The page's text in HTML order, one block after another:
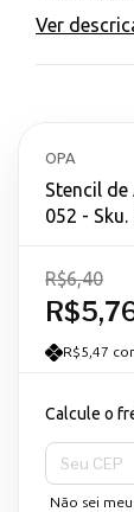
Ver
OPA
Stencil
052 - Sku.
R$6,40
R$5,47
Calcule o
Entregas
Não sei meu